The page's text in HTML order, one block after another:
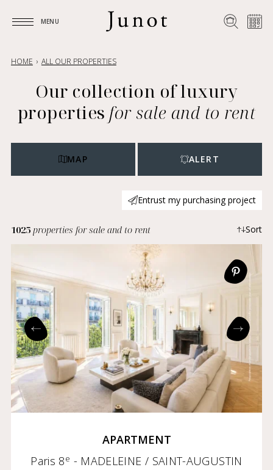
MENU
HOME ALL OUR PROPERTIES
Our collection of luxury
properties for sale and to rent
MAP ALERT
Entrust my purchasing project
1025properties for sale and to rent Sort
Most recent
Ascending price
Descending price
Exclusives
Coming soon
APARTMENT
Paris 8e - MADELEINE / SAINT-AUGUSTIN